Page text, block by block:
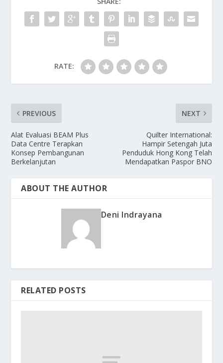
RATE:
PREVIOUS
Alat Evaluasi BEAM Plus
Data Centre Terapkan
Konsep Pembangunan
Berkelanjutan
NEXT
Quilter International:
Hampir Setengah Juta
Penduduk Hong Kong Telah
Mendapatkan Paspor BNO
ABOUT THE AUTHOR
Deni Indrayana
RELATED POSTS